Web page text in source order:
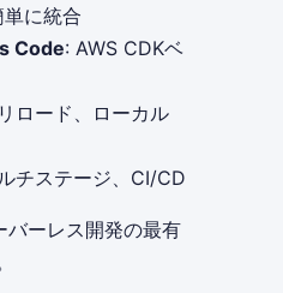
に統合
Code: AWS CDKベ
ロード、ローカル
チステージ、CI/CD
ーレス開発の最有